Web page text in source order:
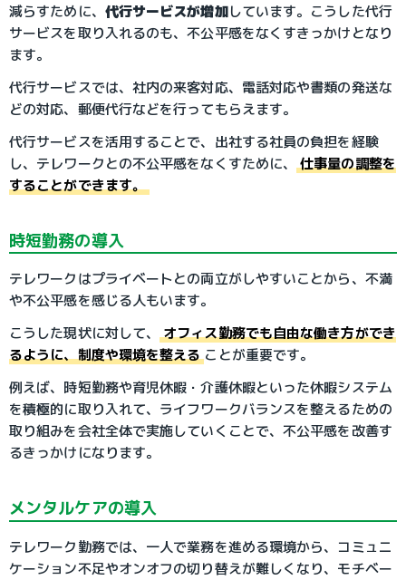
減らすために、 代行サービスが増加しています。こうした代行
サービスを取り入れるのも、不公平感をなくすきっかけとなり
ます。
代行サービスでは、社内の来客対応、電話対応や書類の発送な
どの対応、郵便代行などを行ってもらえます。
代行サービスを活用することで、出社する社員の負担を経験
し、テレワークとの不公平感をなくすために、仕事量の調整を
することができます。
時短勤務の導入
テレワークはプライベートとの両立がしやすいことから、不満
や不公平感を感じる人もいます。
こうした現状に対して、オフィス勤務でも自由な働き方ができ
るように、制度や環境を整える ことが重要です。
例えば、時短勤務や育児休暇・介護休暇といった休暇システム
を積極的に取り入れて、ライフワークバランスを整えるための
取り組みを会社全体で実施していくことで、不公平感を改善す
るきっかけになります。
メンタルケアの導入
テレワーク勤務では、一人で業務を進める環境から、コミュニ
ケーション不足やオンオフの切り替えが難しくなり、モチベー